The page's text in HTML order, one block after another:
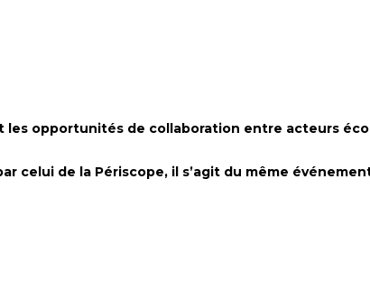
les opportunités de collaboration entre acteurs
celui de la Périscope, il s’agit du même